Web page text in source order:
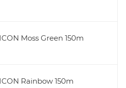
Moss Green 150m
Rainbow 150m